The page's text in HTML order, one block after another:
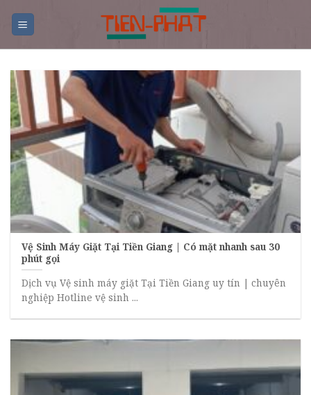
Vệ Sinh Máy Giặt Tại Tiền Giang | Có mặt nhanh sau 30
phút gọi
Dịch vụ Vệ sinh máy giặt Tại Tiền Giang uy tín | chuyên
nghiệp Hotline vệ sinh ...